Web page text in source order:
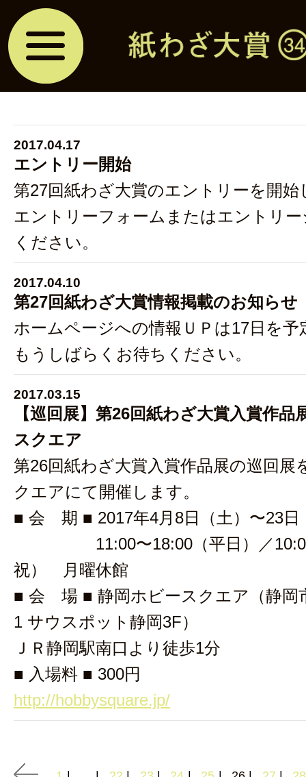
2017.04.17
エントリー開始
第27回紙わざ大賞のエントリーを開始
エントリーフォームまたはエントリ
ください。
2017.04.10
第27回紙わざ大賞情報掲載のお知らせ
ホームページへの情報ＵＰは17日を
もうしばらくお待ちください。
2017.03.15
【巡回展】第26回紙わざ大賞入賞作
スクエア
第26回紙わざ大賞入賞作品展の巡回展
クエアにて開催します。
■ 会 期 ■ 2017年4月8日（土）〜23
11:00〜18:00（平日）／10:00
祝） 月曜休館
■ 会 場 ■ 静岡ホビースクエア（静岡
1 サウスポット静岡3F）
ＪＲ静岡駅南口より徒歩1分
■ 入場料 ■ 300円
http://hobbysquare.jp/